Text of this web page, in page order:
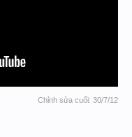
Chỉnh sửa cuối: 30/7/12